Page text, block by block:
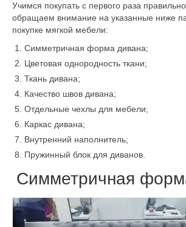
Учимся покупать с первого раза
обращаем внимание на указанные ниже
покупке мягкой мебели:
Симметричная форма дивана;
Цветовая однородность ткани;
Ткань дивана;
Качество швов дивана;
Отдельные чехлы для мебели;
Каркас дивана;
Внутренний наполнитель;
Пружинный блок для диванов.
Симметричная